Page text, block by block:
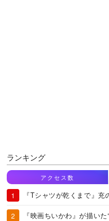
ランキング
アクセス数
『Tシャツが乾くまで』充
『映画ちいかわ』が描い